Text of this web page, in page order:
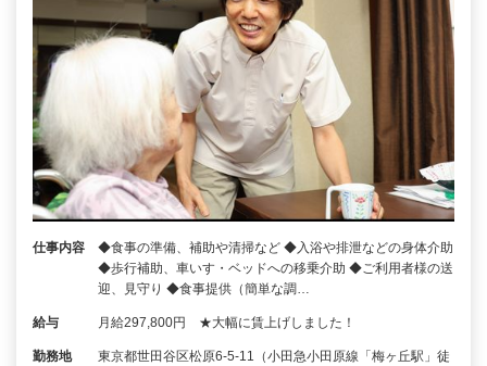
仕事内容
◆食事の準備、補助や清掃など ◆入浴や排泄などの身体介助
◆歩行補助、車いす・ベッドへの移乗介助 ◆ご利用者様の送
迎、見守り ◆食事提供（簡単な調…
給与 月給297,800円 ★大幅に賃上げしました！
勤務地
東京都世田谷区松原6-5-11（小田急小田原線「梅ヶ丘駅」徒